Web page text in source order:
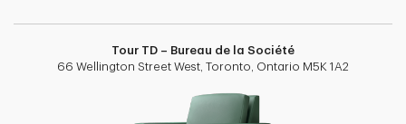
Tour TD – Bureau de la Société
66 Wellington Street West, Toronto, Ontario M5K 1A2